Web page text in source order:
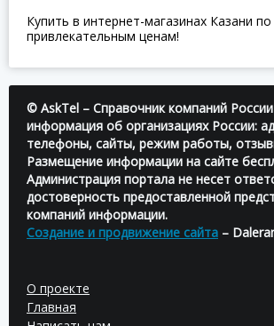
Купить в интернет-магазинах Казани
привлекательным ценам!
© AskTel – Справочник компаний
информация об организациях России:
телефоны, сайты, режим работы,
Размещение информации на сайте
Администрация портала не несет
достоверность предоставленной
компаний информации.
Создание и продвижение сайта –
О проекте
Главная